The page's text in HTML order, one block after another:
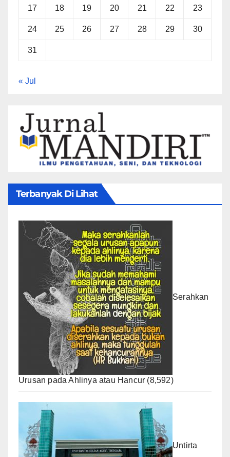
17 18 19 20 21 22 23
24 25 26 27 28 29 30
31
« Jul
Terbanyak Di Lihat
Serahkan
Urusan pada Ahlinya atau Hancur (8,592)
Untirta